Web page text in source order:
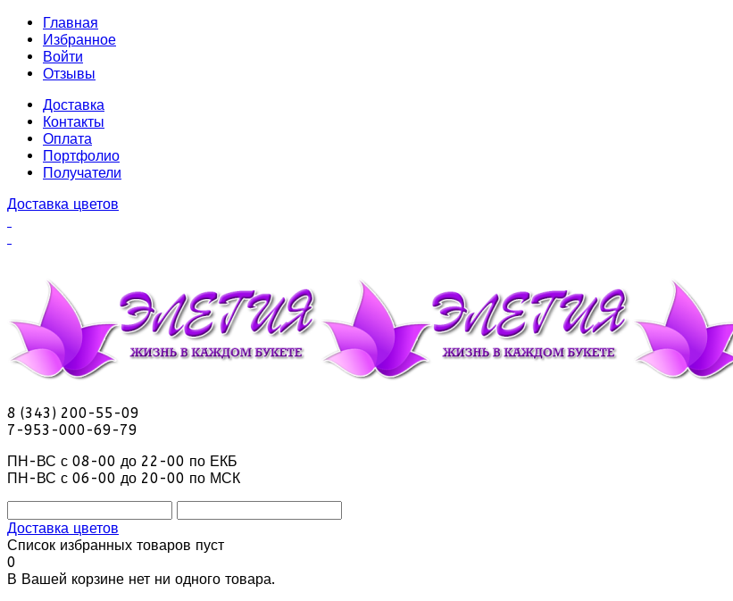
Главная
Избранное
Войти
Отзывы
Доставка
Контакты
Оплата
Портфолио
Получатели
Доставка цветов
8 (343) 200-55-09
7-953-000-69-79
ПН-ВС с 08-00 до 22-00 по ЕКБ
ПН-ВС с 06-00 до 20-00 по МСК
Доставка цветов
Список избранных товаров пуст
0
В Вашей корзине нет ни одного товара.